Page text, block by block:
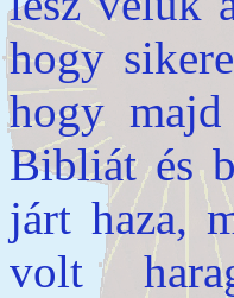
hogy
hogy
Bibliát és
járt haza,
volt